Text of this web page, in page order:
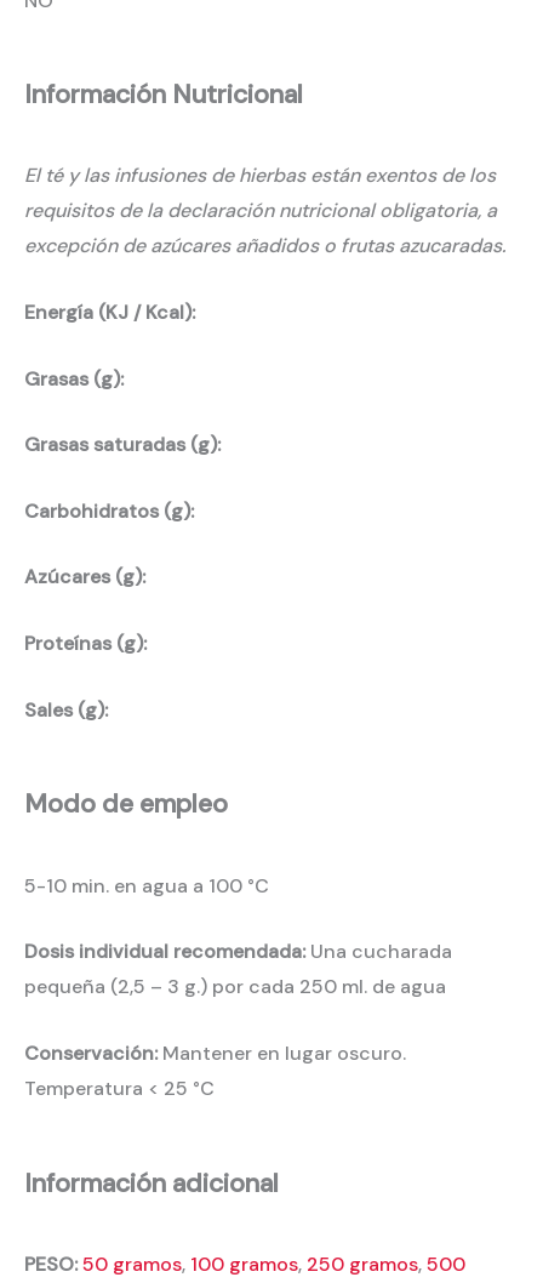
Información Nutricional
El té y las infusiones de hierbas están exentos de los
requisitos de la declaración nutricional obligatoria, a
excepción de azúcares añadidos o frutas azucaradas.
Energía (KJ / Kcal):
Grasas (g):
Grasas saturadas (g):
Carbohidratos (g):
Azúcares (g):
Proteínas (g):
Sales (g):
Modo de empleo
5-10 min. en agua a 100 °C
Dosis individual recomendada:Una cucharada
pequeña (2,5 – 3 g.) por cada 250 ml. de agua
Conservación:Mantener en lugar oscuro.
Temperatura < 25 °C
Información adicional
PESO:50 gramos, 100 gramos, 250 gramos,500